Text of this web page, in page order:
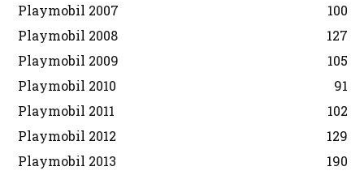
Playmobil 2007
100
Playmobil 2008
127
Playmobil 2009
105
Playmobil 2010
91
Playmobil 2011
102
Playmobil 2012
129
Playmobil 2013
190